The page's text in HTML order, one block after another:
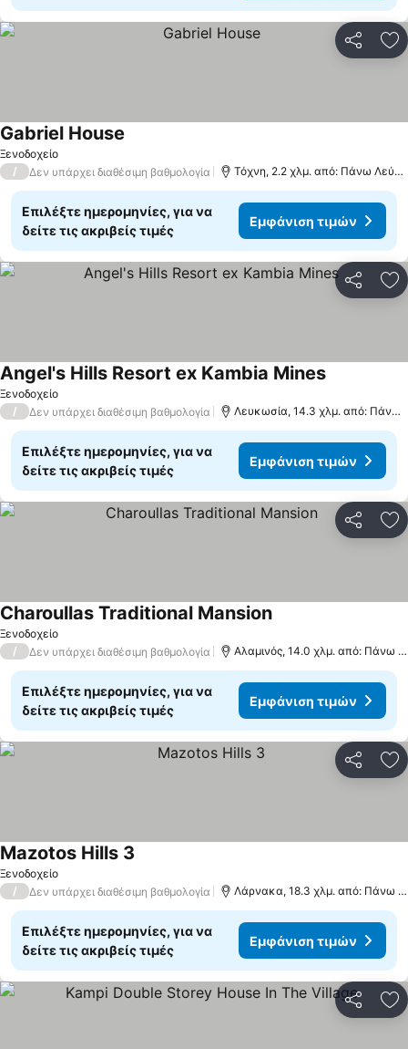
Ξενοδοχείο
Gabriel House
/ Δεν υπάρχει διαθέσιμη βαθμολογία Τόχνη, 2.2 χλμ. από: Πάνω Λεύκαρα
Επιλέξτε ημερομηνίες, για να
δείτε τις ακριβείς τιμές
Εμφάνιση τιμών
Ξενοδοχείο
Angel's Hills Resort ex Kambia Mines
/ Δεν υπάρχει διαθέσιμη βαθμολογία Λευκωσία, 14.3 χλμ. από: Πάνω Λεύκαρα
Επιλέξτε ημερομηνίες, για να
δείτε τις ακριβείς τιμές
Εμφάνιση τιμών
Ξενοδοχείο
Charoullas Traditional Mansion
/ Δεν υπάρχει διαθέσιμη βαθμολογία Αλαμινός, 14.0 χλμ. από: Πάνω Λεύκαρα
Επιλέξτε ημερομηνίες, για να
δείτε τις ακριβείς τιμές
Εμφάνιση τιμών
Ξενοδοχείο
Mazotos Hills 3
/ Δεν υπάρχει διαθέσιμη βαθμολογία Λάρνακα, 18.3 χλμ. από: Πάνω Λεύκαρα
Επιλέξτε ημερομηνίες, για να
δείτε τις ακριβείς τιμές
Εμφάνιση τιμών